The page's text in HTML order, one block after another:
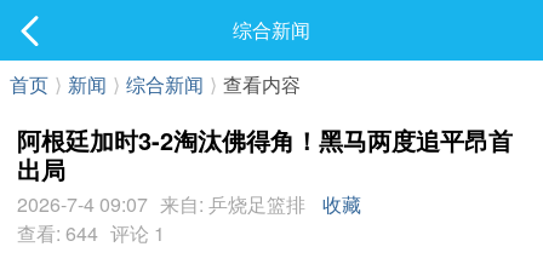
最新发表
综合新闻
首页 ⟩ 新闻 ⟩ 综合新闻 ⟩ 查看内容
阿根廷加时3-2淘汰佛得角！黑马两度追平昂首
出局
2026-7-4 09:07 来自: 乒烧足篮排
收藏
查看: 644 评论 1